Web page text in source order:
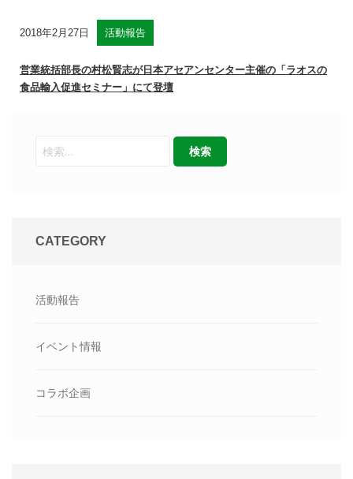
2018年2月27日 活動報告
営業統括部長の村松賢志が日本アセアンセンター主催の「ラオスの
食品輸入促進セミナー」にて登壇
CATEGORY
活動報告
イベント情報
コラボ企画